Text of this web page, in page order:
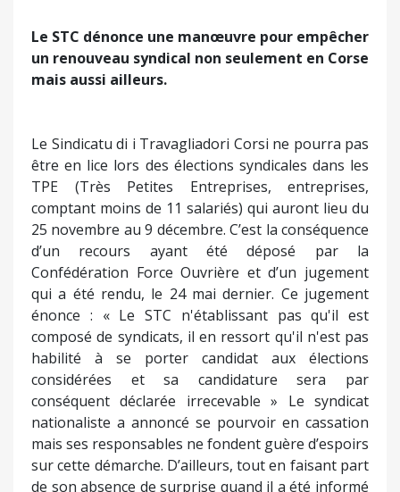
Le STC dénonce une manœuvre pour empêcher
un renouveau syndical non seulement en Corse
mais aussi ailleurs.
Le Sindicatu di i Travagliadori Corsi ne pourra pas
être en lice lors des élections syndicales dans les
TPE (Très Petites Entreprises, entreprises,
comptant moins de 11 salariés) qui auront lieu du
25 novembre au 9 décembre. C’est la conséquence
d’un recours ayant été déposé par la
Confédération Force Ouvrière et d’un jugement
qui a été rendu, le 24 mai dernier. Ce jugement
énonce : « Le STC n'établissant pas qu'il est
composé de syndicats, il en ressort qu'il n'est pas
habilité à se porter candidat aux élections
considérées et sa candidature sera par
conséquent déclarée irrecevable » Le syndicat
nationaliste a annoncé se pourvoir en cassation
mais ses responsables ne fondent guère d’espoirs
sur cette démarche. D’ailleurs, tout en faisant part
de son absence de surprise quand il a été informé